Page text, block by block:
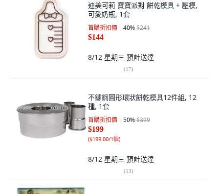
迪美可莉 寶寶派對 餅乾模具 + 壓模,
可愛奶瓶, 1套
首購折扣價 40%$241
$144
8/12 星期三 預計送達
(17)
不鏽鋼圓形環狀餅乾模具12件組, 12
種, 1套
首購折扣價 50%$399
$199
($199.00/1個)
8/12 星期三 預計送達
(13)